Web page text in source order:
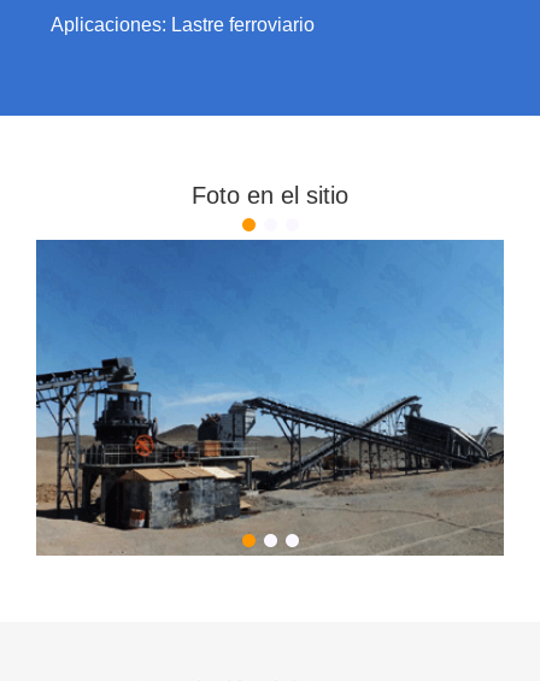
Aplicaciones: Lastre ferroviario
Foto en el sitio